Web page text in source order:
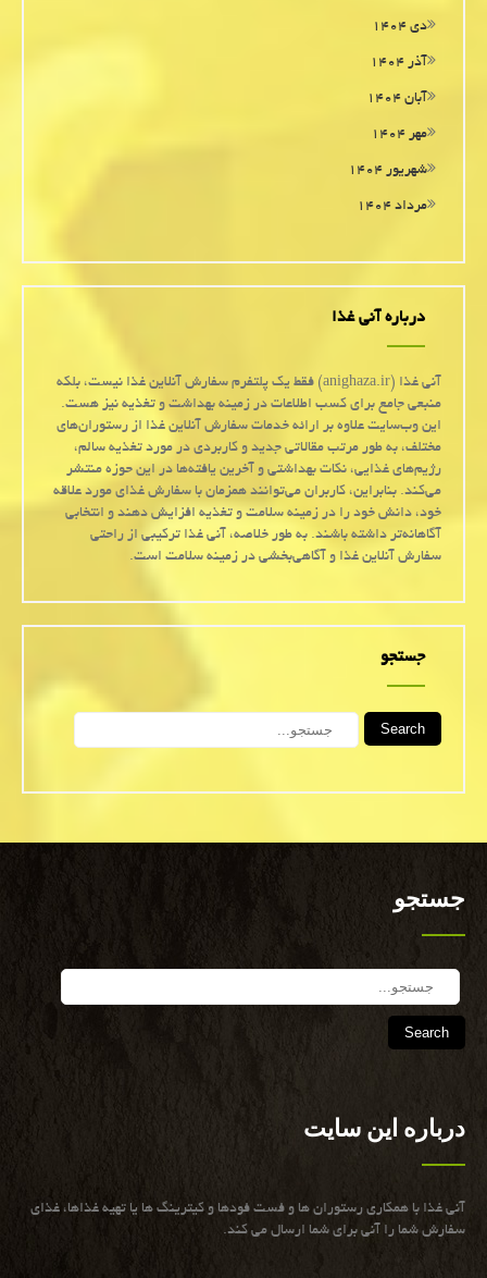
دی ۱۴۰۴
آذر ۱۴۰۴
آبان ۱۴۰۴
مهر ۱۴۰۴
شهریور ۱۴۰۴
مرداد ۱۴۰۴
درباره آنی غذا
آنی غذا (anighaza.ir) فقط یک پلتفرم سفارش آنلاین غذا نیست، بلکه
منبعی جامع برای کسب اطلاعات در زمینه بهداشت و تغذیه نیز هست.
این وب‌سایت علاوه بر ارائه خدمات سفارش آنلاین غذا از رستوران‌های
مختلف، به طور مرتب مقالاتی جدید و کاربردی در مورد تغذیه سالم،
رژیم‌های غذایی، نکات بهداشتی و آخرین یافته‌ها در این حوزه منتشر
می‌کند. بنابراین، کاربران می‌توانند همزمان با سفارش غذای مورد علاقه
خود، دانش خود را در زمینه سلامت و تغذیه افزایش دهند و انتخابی
آگاهانه‌تر داشته باشند. به طور خلاصه، آنی غذا ترکیبی از راحتی
سفارش آنلاین غذا و آگاهی‌بخشی در زمینه سلامت است.
جستجو
Search
جستجو
درباره این سایت
آنی غذا با همكاری رستوران ها و فست فودها و كیترینگ ها یا تهیه غذاها، غذای
سفارش شما را آنی برای شما ارسال می كند.